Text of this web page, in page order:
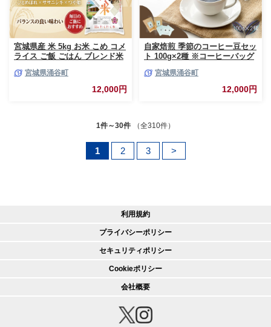
宮城県産 米 5kg お米 こめ コメ
ライス ご飯 ごはん ブレンド米
サニシキ つや姫）国産 お取り
宮城県涌谷町
12,000円
自家焙煎 季節のコーヒー豆セッ
ト 100g×2種 ※コーヒーバッグ
レンド コーヒー豆
宮城県涌谷町
12,000円
1件～30件 （全310件）
1 2 3 >
利用規約
プライバシーポリシー
セキュリティポリシー
Cookieポリシー
会社概要